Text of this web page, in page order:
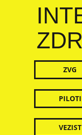
ZVG
PILOTI
VEZIST